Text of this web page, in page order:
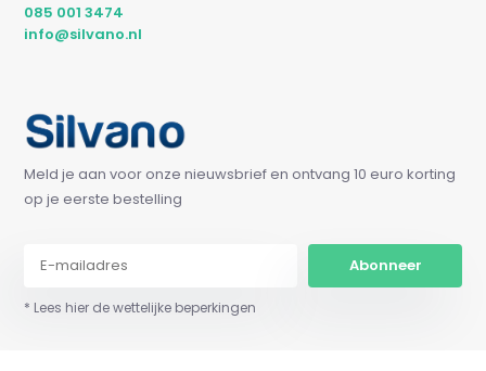
085 001 3474
info@silvano.nl
Meld je aan voor onze nieuwsbrief en ontvang 10 euro korting
op je eerste bestelling
Abonneer
* Lees hier de wettelijke beperkingen